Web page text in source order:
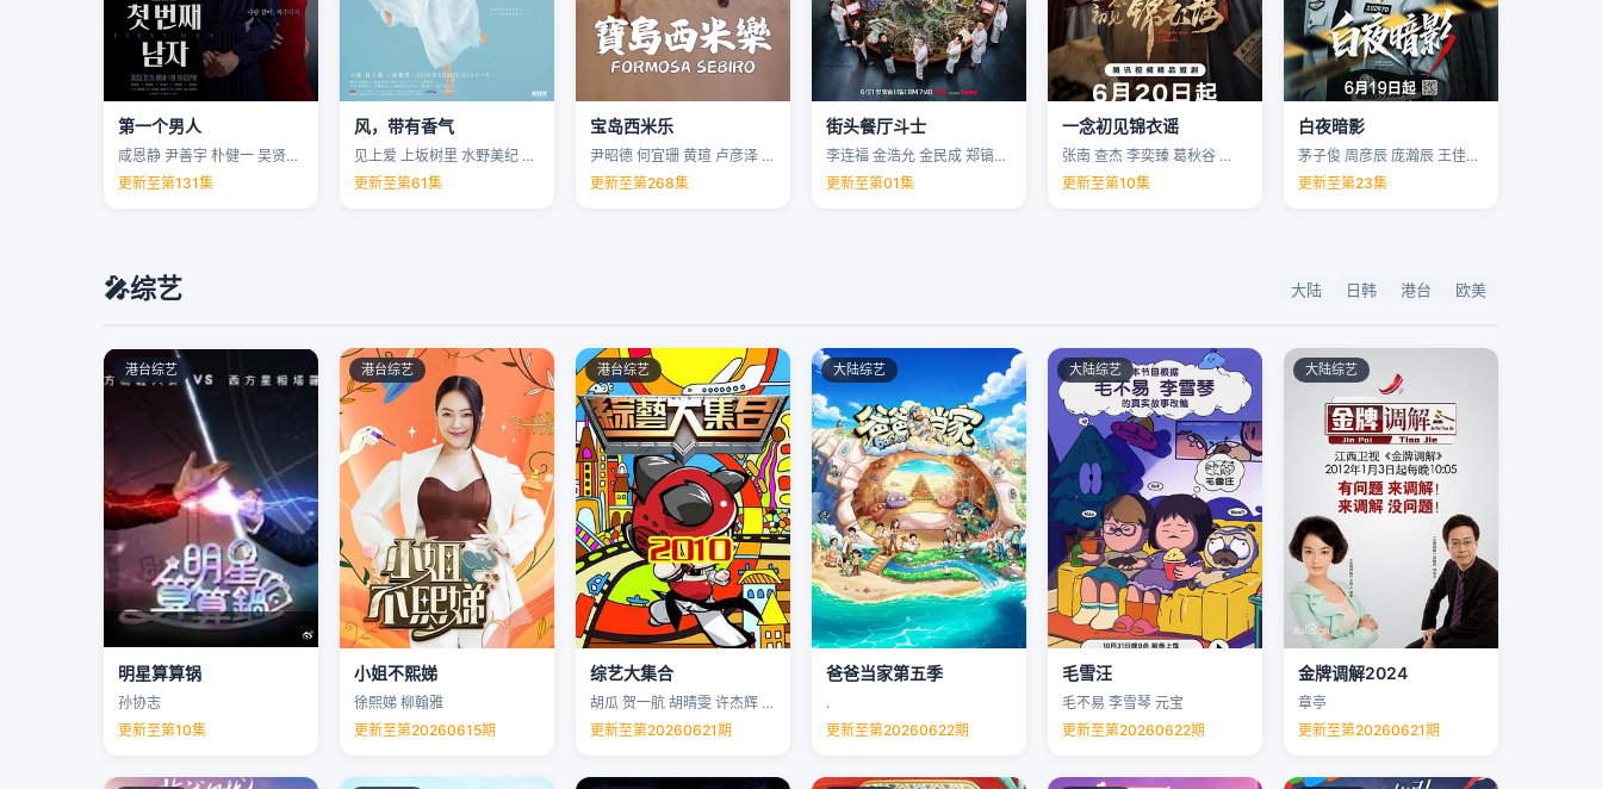
第一个男人
咸恩静 尹善宇 朴健一 吴贤庆 …
更新至第131集
风，带有香气
见上爱 上坂树里 水野美纪 早坂美海 …
更新至第61集
宝岛西米乐
尹昭德 何宜珊 黄瑄 卢彦泽 …
更新至第268集
街头餐厅斗士
李连福 金浩允 金民成 郑镐泳 …
更新至第01集
一念初见锦衣谣
张南 查杰 李奕臻 葛秋谷 …
更新至第10集
白夜暗影
茅子俊 周彦辰 庞瀚辰 王佳宇 …
更新至第23集
🎤综艺 大陆 日韩 港台 欧美
港台综艺
明星算算锅
孙协志
更新至第10集
港台综艺
小姐不熙娣
徐熙娣 柳翰雅
更新至第20260615期
港台综艺
综艺大集合
胡瓜 贺一航 胡晴雯 许杰辉 …
更新至第20260621期
大陆综艺
爸爸当家第五季
.
更新至第20260622期
大陆综艺
毛雪汪
毛不易 李雪琴 元宝
更新至第20260622期
大陆综艺
金牌调解2024
章亭
更新至第20260621期